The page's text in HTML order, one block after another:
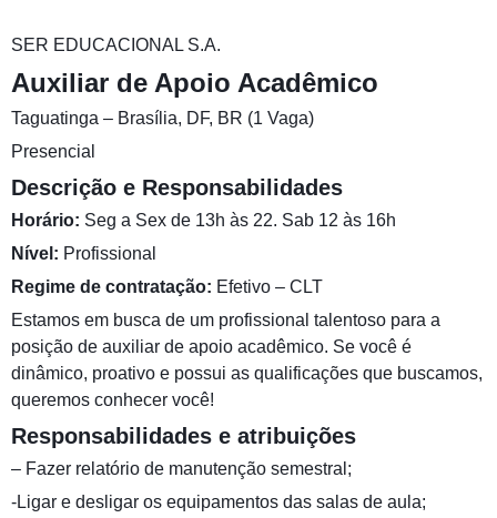
SER EDUCACIONAL S.A.
Auxiliar de Apoio Acadêmico
Taguatinga – Brasília, DF, BR (1 Vaga)
Presencial
Descrição e Responsabilidades
Horário: Seg a Sex de 13h às 22. Sab 12 às 16h
Nível: Profissional
Regime de contratação: Efetivo – CLT
Estamos em busca de um profissional talentoso para a
posição de auxiliar de apoio acadêmico. Se você é
dinâmico, proativo e possui as qualificações que buscamos,
queremos conhecer você!
Responsabilidades e atribuições
– Fazer relatório de manutenção semestral;
-Ligar e desligar os equipamentos das salas de aula;